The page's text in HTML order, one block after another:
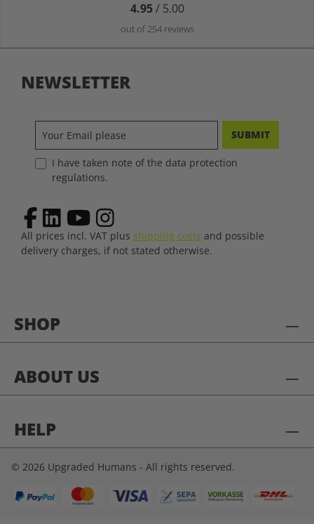
4.95/ 5.00
out of 254 reviews
SHOP
ABOUT US
HELP
NEWSLETTER
SUBMIT
I have taken note of the data protection
regulations.
All prices incl. VAT plus shipping costs and possible
delivery charges, if not stated otherwise.
© 2026 Upgraded Humans - All rights reserved.